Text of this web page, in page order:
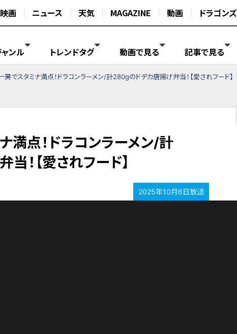
画 ニュース 天気 MAGAZINE 動画 ドラゴンズ
ャンル トレンドタグ 動画で見る 記事で見る
房でスタミナ満点！ドラコンラーメン/計280gのドデカ唐揚げ弁当！【愛されフード】
満点！ドラコンラーメン/計
！【愛されフード】
2025年10月6日放送